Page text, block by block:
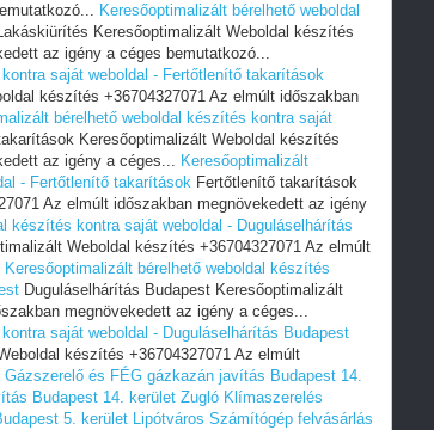
Keresőoptimalizált bérelhető weboldal
Keresőoptimalizált Weboldal készítés
az igény a céges bemutatkozó...
saját weboldal - Fertőtlenítő takarítások
készítés +36704327071 Az elmúlt időszakban
bérelhető weboldal készítés kontra saját
Keresőoptimalizált Weboldal készítés
az igény a céges... Keresőoptimalizált
- Fertőtlenítő takarítások Fertőtlenítő takarítások
Az elmúlt időszakban megnövekedett az igény
készítés kontra saját weboldal - Duguláselhárítás
Weboldal készítés +36704327071 Az elmúlt
Keresőoptimalizált bérelhető weboldal készítés
Duguláselhárítás Budapest Keresőoptimalizált
megnövekedett az igény a céges...
saját weboldal - Duguláselhárítás Budapest
készítés +36704327071 Az elmúlt
Gázszerelő és FÉG gázkazán javítás Budapest 14.
Budapest 14. kerület Zugló Klímaszerelés
5. kerület Lipótváros Számítógép felvásárlás